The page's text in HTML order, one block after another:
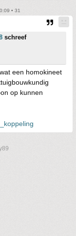
• 31
schreef
een homokineet
op kunnen